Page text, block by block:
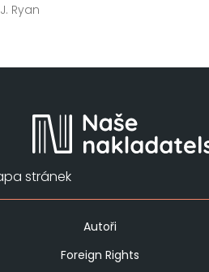
Ryan
stránek
Autoři
Foreign Rights